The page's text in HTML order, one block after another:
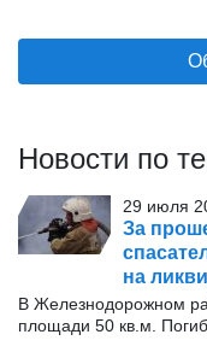
Новости по
29 июля
За
на
В Железнодорожном
площади 50 кв.м.